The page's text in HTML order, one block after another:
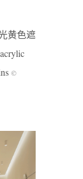
黄色遮
©